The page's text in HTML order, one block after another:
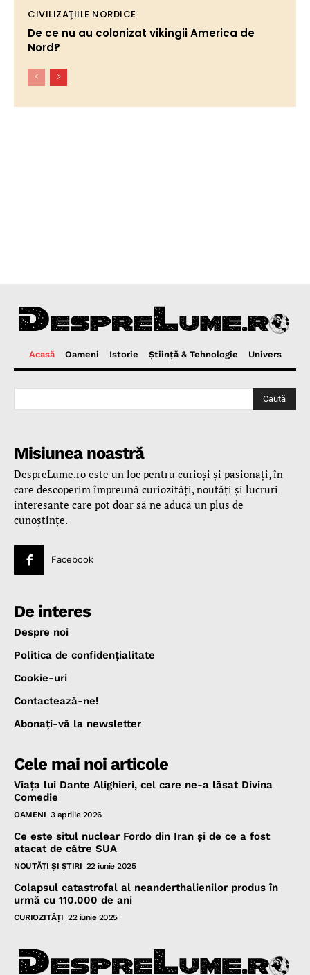
CIVILIZAŢIILE NORDICE
De ce nu au colonizat vikingii America de
Nord?
Acasă Oameni Istorie Ştiinţă & Tehnologie Univers
Caută
Misiunea noastră
DespreLume.ro este un loc pentru curioşi şi pasionaţi, în
care descoperim împreună curiozităţi, noutăţi şi lucruri
interesante care pot doar să ne aducă un plus de
cunoştinţe.
Facebook
De interes
Despre noi
Politica de confidenţialitate
Cookie-uri
Contactează-ne!
Abonaţi-vă la newsletter
Cele mai noi articole
Viața lui Dante Alighieri, cel care ne-a lăsat Divina
Comedie
OAMENI 3 aprilie 2026
Ce este situl nuclear Fordo din Iran și de ce a fost
atacat de către SUA
NOUTĂŢI ŞI ŞTIRI 22 iunie 2025
Colapsul catastrofal al neanderthalienilor produs în
urmă cu 110.000 de ani
CURIOZITĂŢI 22 iunie 2025